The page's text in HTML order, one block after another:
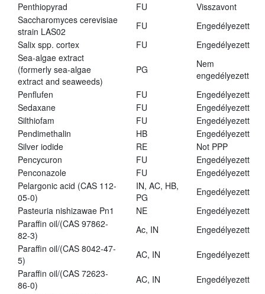
Penthiopyrad
FU
Visszavont
Saccharomyces cerevisiae
strain LAS02
FU
Engedélyezett
Salix spp. cortex
FU
Engedélyezett
Sea-algae extract
(formerly sea-algae
extract and seaweeds)
PG
Nem
engedélyezett
Penflufen
FU
Engedélyezett
Sedaxane
FU
Engedélyezett
Silthiofam
FU
Engedélyezett
Pendimethalin
HB
Engedélyezett
Silver iodide
RE
Not PPP
Pencycuron
FU
Engedélyezett
Penconazole
FU
Engedélyezett
Pelargonic acid (CAS 112-
05-0)
IN, AC, HB,
PG
Engedélyezett
Pasteuria nishizawae Pn1
NE
Engedélyezett
Paraffin oil/(CAS 97862-
82-3)
Ac, IN
Engedélyezett
Paraffin oil/(CAS 8042-47-
5)
AC, IN
Engedélyezett
Paraffin oil/(CAS 72623-
86-0)
AC, IN
Engedélyezett